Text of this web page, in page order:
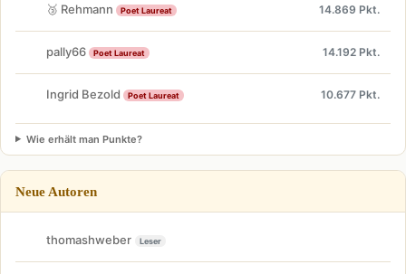
🥉 Rehmann Poet Laureat 14.869 Pkt.
pally66 Poet Laureat 14.192 Pkt.
Ingrid Bezold Poet Laureat 10.677 Pkt.
Wie erhält man Punkte?
Neue Autoren
thomashweber Leser